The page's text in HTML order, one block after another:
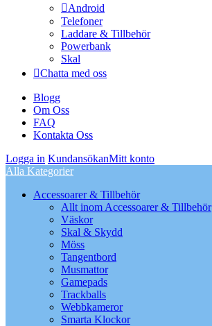
Android
Telefoner
Laddare & Tillbehör
Powerbank
Skal
Chatta med oss
Blogg
Om Oss
FAQ
Kontakta Oss
Logga in KundansökanMitt konto
Alla Kategorier
Accessoarer & Tillbehör
Allt inom Accessoarer & Tillbehör
Väskor
Skal & Skydd
Möss
Tangentbord
Musmattor
Gamepads
Trackballs
Webbkameror
Smarta Klockor